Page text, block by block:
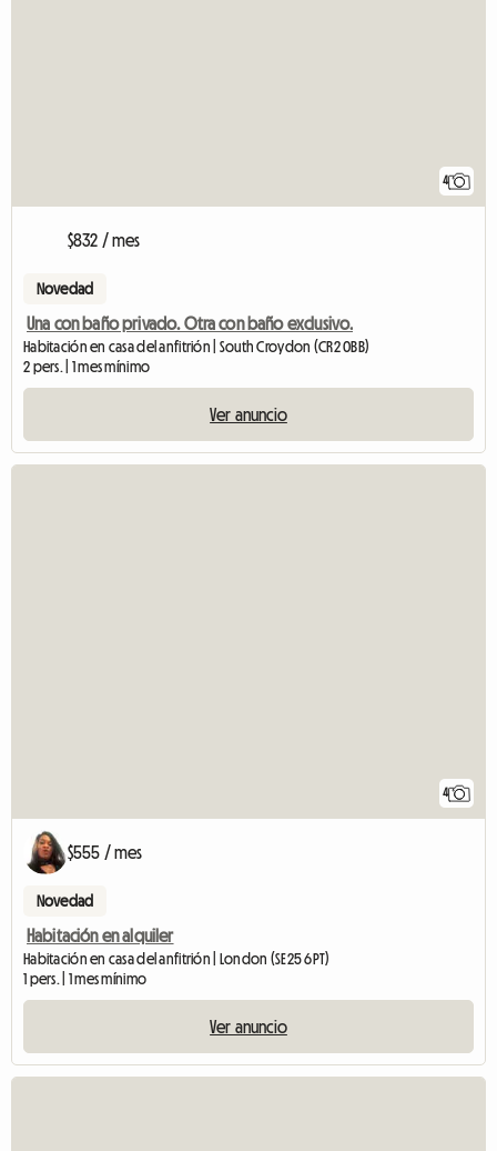
4
$832 / mes
Novedad
Una con baño privado. Otra con baño exclusivo.
Habitación en casa del anfitrión | South Croydon (CR2 0BB)
2 pers. | 1 mes mínimo
Ver anuncio
4
$555 / mes
Novedad
Habitación en alquiler
Habitación en casa del anfitrión | London (SE25 6PT)
1 pers. | 1 mes mínimo
Ver anuncio